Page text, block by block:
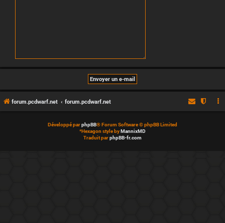
forum.pcdwarf.net forum.pcdwarf.net
Développé parphpBB® Forum Software © phpBB Limited
*Hexagon style byMannixMD
Traduit parphpBB-fr.com